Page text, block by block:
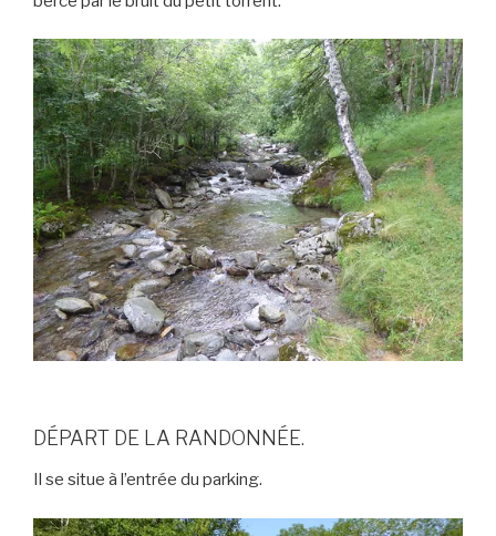
DÉPART DE LA RANDONNÉE.
Il se situe à l’entrée du parking.